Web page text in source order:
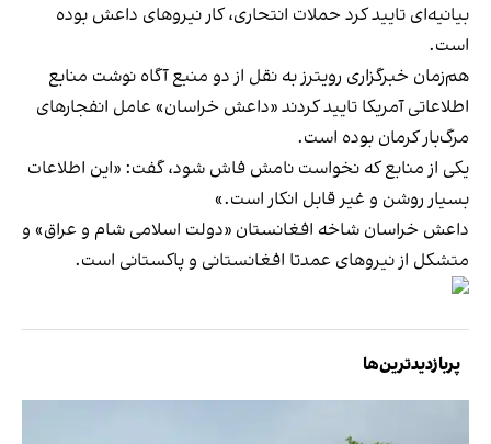
بیانیه‌ای تایید کرد حملات انتحاری، کار نیروهای داعش بوده
است.
هم‌زمان خبرگزاری رویترز به نقل از دو منبع آگاه نوشت منابع
اطلاعاتی آمریکا تایید کردند «داعش خراسان» عامل انفجارهای
مرگ‌بار کرمان بوده است.
یکی از منابع که نخواست نامش فاش شود، گفت:‌ «این اطلاعات
بسیار روشن و غیر قابل انکار است.»
داعش خراسان شاخه افغانستان «دولت اسلامی شام و عراق» و
متشکل از نیروهای عمدتا افغانستانی و پاکستانی است.
پربازدیدترین‌ها